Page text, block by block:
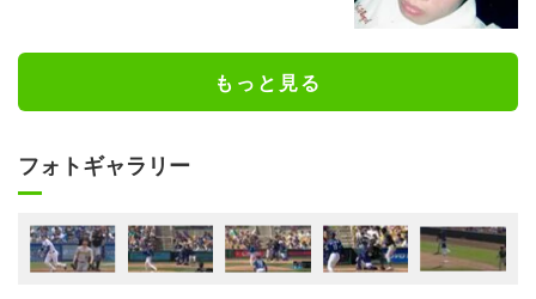
もっと見る
フォトギャラリー